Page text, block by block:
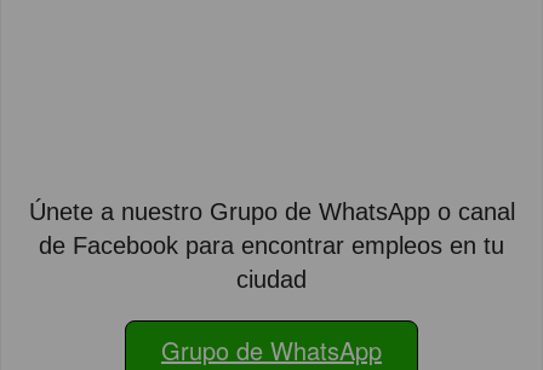
Únete a nuestro Grupo de WhatsApp o canal
de Facebook para encontrar empleos en tu
ciudad
Grupo de WhatsApp